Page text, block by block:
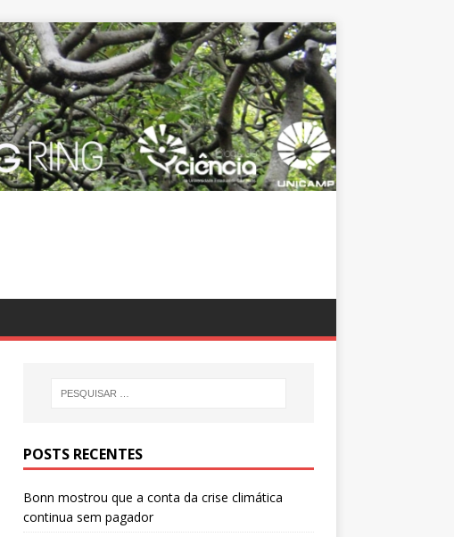
POSTS RECENTES
Bonn mostrou que a conta da crise climática
continua sem pagador